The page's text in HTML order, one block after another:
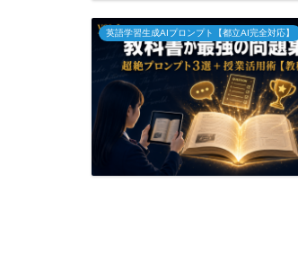
英語学習生成AIプロンプト【都立AI完全対応】